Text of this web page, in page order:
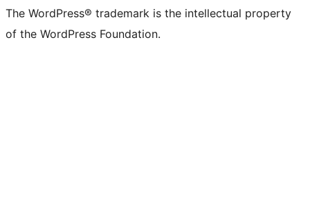
The WordPress® trademark is the intellectual property
of the WordPress Foundation.